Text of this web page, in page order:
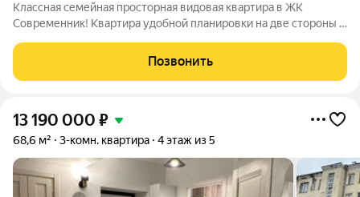
Классная семейная просторная видовая квартира в ЖК
Современник! Квартира удобной планировки на две стороны -
расположение квартиры делают ее видовой. Все помещения
просторные, правильной формы, детская и
Позвонить
13 190 000 ₽
68,6 м² 3-комн. квартира 4 этаж из 5